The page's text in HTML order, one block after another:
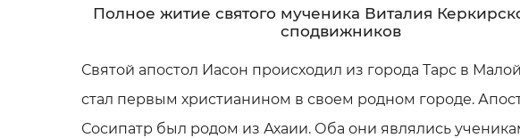
Полное житие святого мученика Виталия
сподвижников
Святой апостол Иасон происходил из города Тарс в
стал первым христианином в своем родном городе.
Сосипатр был родом из Ахаии. Оба они являлись